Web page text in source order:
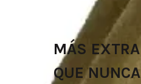
MÁS EXTRA
QUE NUNCA